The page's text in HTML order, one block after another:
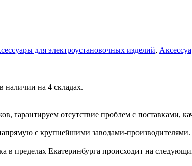
для электроустановочных изделий,
наличии на 4 складах.
гарантируем отсутствие проблем с поставками,
с крупнейшими заводами-производителями.
в пределах Екатеринбурга происходит на